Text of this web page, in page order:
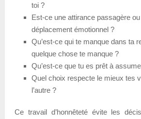
toi ?
Est-ce une attirance passagère
déplacement émotionnel ?
Qu’est-ce qui te manque dans ta
quelque chose te manque ?
Qu’est-ce que tu es prêt à
Quel choix respecte le mieux tes
l’autre ?
Ce travail d’honnêteté évite les